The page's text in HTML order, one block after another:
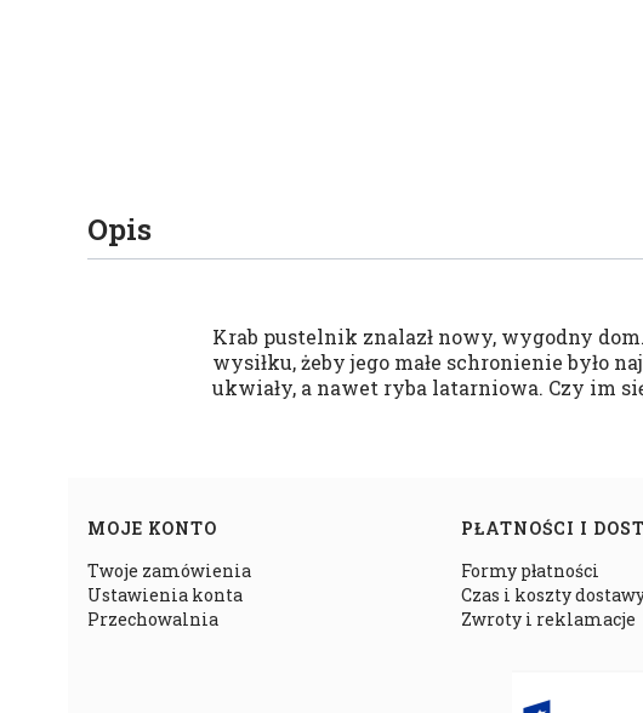
Opis
Krab pustelnik znalazł nowy, wygodny
wysiłku, żeby jego małe schronienie było
ukwiały, a nawet ryba latarniowa. Czy im
Linki w stopce
MOJE KONTO
Twoje zamówienia
Ustawienia konta
Przechowalnia
PŁATNOŚCI I
Formy płatności
Czas i koszty
Zwroty i reklamacje